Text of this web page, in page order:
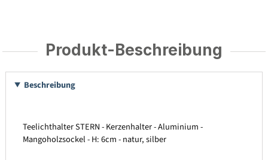
Produkt-Beschreibung
Beschreibung
Teelichthalter STERN - Kerzenhalter - Aluminium -
Mangoholzsockel - H: 6cm - natur, silber